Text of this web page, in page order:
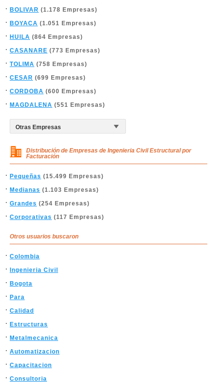
BOLIVAR (1.178 Empresas)
BOYACA (1.051 Empresas)
HUILA (864 Empresas)
CASANARE (773 Empresas)
TOLIMA (758 Empresas)
CESAR (699 Empresas)
CORDOBA (600 Empresas)
MAGDALENA (551 Empresas)
Distribución de Empresas de Ingenieria Civil Estructural por
Facturación
Pequeñas (15.499 Empresas)
Medianas (1.103 Empresas)
Grandes (254 Empresas)
Corporativas (117 Empresas)
Otros usuarios buscaron
Colombia
Ingenieria Civil
Bogota
Para
Calidad
Estructuras
Metalmecanica
Automatizacion
Capacitacion
Consultoria